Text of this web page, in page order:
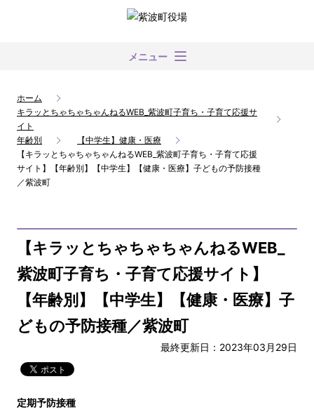
メニュー
ホーム
キラッとちゃちゃちゃんねるWEB_紫波町子育ち・子育て応援サ
イト
年齢別
【中学生】健康・医療
【キラッとちゃちゃちゃんねるWEB_紫波町子育ち・子育て応援
サイト】【年齢別】【中学生】【健康・医療】子どもの予防接種
／紫波町
【キラッとちゃちゃちゃんねるWEB_
紫波町子育ち・子育て応援サイト】
【年齢別】【中学生】【健康・医療】子
どもの予防接種／紫波町
最終更新日：2023年03月29日
定期予防接種